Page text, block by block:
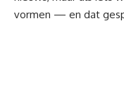
vormen — en dat